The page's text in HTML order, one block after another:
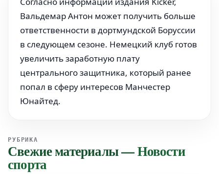
Вальдемар Антон может получить больше
ответственности в дортмундской Боруссии
в следующем сезоне. Немецкий клуб готов
увеличить заработную плату
центрального защитника, который ранее
попал в сферу интересов Манчестер
Юнайтед.
РУБРИКА
Свежие материалы—Новости
спорта